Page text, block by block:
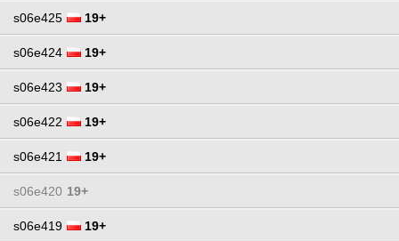
s06e425 19+
s06e424 19+
s06e423 19+
s06e422 19+
s06e421 19+
s06e420 19+
s06e419 19+